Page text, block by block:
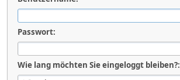
Passwort:
Wie lang möchten Sie eingeloggt bleiben?: